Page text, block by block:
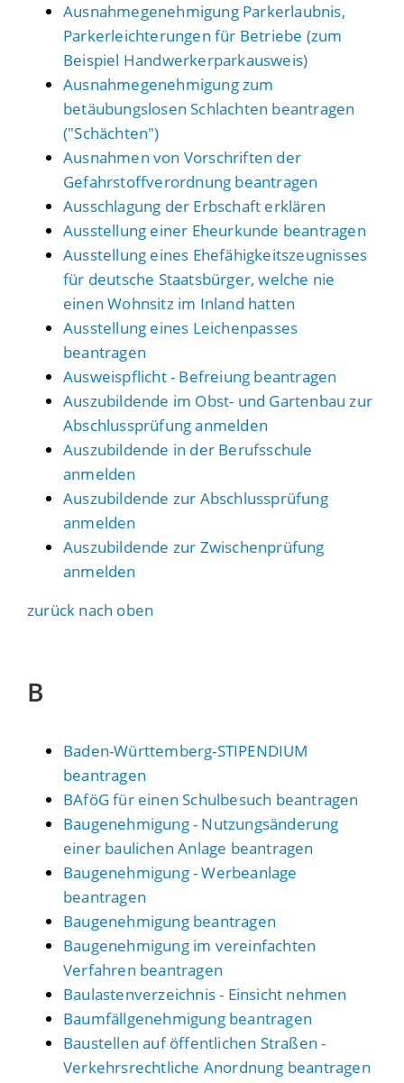
Ausnahmegenehmigung Parkerlaubnis,
Parkerleichterungen für Betriebe (zum
Beispiel Handwerkerparkausweis)
Ausnahmegenehmigung zum
betäubungslosen Schlachten beantragen
("Schächten")
Ausnahmen von Vorschriften der
Gefahrstoffverordnung beantragen
Ausschlagung der Erbschaft erklären
Ausstellung einer Eheurkunde beantragen
Ausstellung eines Ehefähigkeitszeugnisses
für deutsche Staatsbürger, welche nie
einen Wohnsitz im Inland hatten
Ausstellung eines Leichenpasses
beantragen
Ausweispflicht - Befreiung beantragen
Auszubildende im Obst- und Gartenbau zur
Abschlussprüfung anmelden
Auszubildende in der Berufsschule
anmelden
Auszubildende zur Abschlussprüfung
anmelden
Auszubildende zur Zwischenprüfung
anmelden
zurück nach oben
B
Baden-Württemberg-STIPENDIUM
beantragen
BAföG für einen Schulbesuch beantragen
Baugenehmigung - Nutzungsänderung
einer baulichen Anlage beantragen
Baugenehmigung - Werbeanlage
beantragen
Baugenehmigung beantragen
Baugenehmigung im vereinfachten
Verfahren beantragen
Baulastenverzeichnis - Einsicht nehmen
Baumfällgenehmigung beantragen
Baustellen auf öffentlichen Straßen -
Verkehrsrechtliche Anordnung beantragen